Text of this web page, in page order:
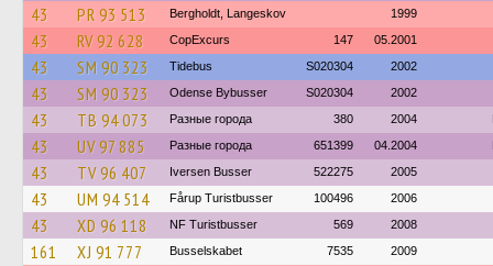
43 PR 93 513 Bergholdt, Langeskov 1999
43 RV 92 628 CopExcurs 147 05.2001
43 SM 90 323 Tidebus S020304 2002
43 SM 90 323 Odense Bybusser S020304 2002
43 TB 94 073 Разные города 380 2004
43 UV 97 885 Разные города 651399 04.2004
43 TV 96 407 Iversen Busser 522275 2005
43 UM 94 514 Fårup Turistbusser 100496 2006
43 XD 96 118 NF Turistbusser 569 2008
161 XJ 91 777 Busselskabet 7535 2009